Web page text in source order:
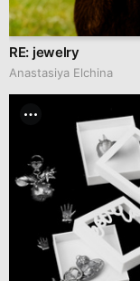
RE: jewelry
Anastasiya Elchina